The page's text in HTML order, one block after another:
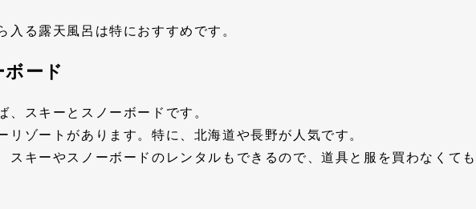
入る露天風呂は特におすすめです。
ード
、スキーとスノーボードです。
リゾートがあります。特に、北海道や長野が人気です。
スキーやスノーボードのレンタルもできるので、道具と服を買わなくても